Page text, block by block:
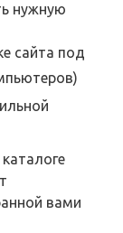
нужную
сайта под
вами